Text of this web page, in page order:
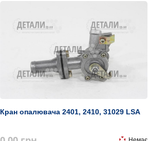
Кран опалювача 2401, 2410, 31029 LSA